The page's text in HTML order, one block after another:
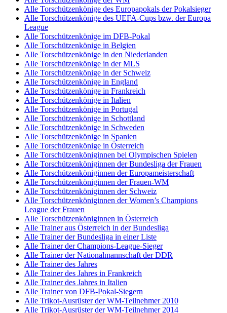
Alle Torschützenkönige des Europapokals der Pokalsieger
Alle Torschützenkönige des UEFA-Cups bzw. der Europa
League
Alle Torschützenkönige im DFB-Pokal
Alle Torschützenkönige in Belgien
Alle Torschützenkönige in den Niederlanden
Alle Torschützenkönige in der MLS
Alle Torschützenkönige in der Schweiz
Alle Torschützenkönige in England
Alle Torschützenkönige in Frankreich
Alle Torschützenkönige in Italien
Alle Torschützenkönige in Portugal
Alle Torschützenkönige in Schottland
Alle Torschützenkönige in Schweden
Alle Torschützenkönige in Spanien
Alle Torschützenkönige in Österreich
Alle Torschützenköniginnen bei Olympischen Spielen
Alle Torschützenköniginnen der Bundesliga der Frauen
Alle Torschützenköniginnen der Europameisterschaft
Alle Torschützenköniginnen der Frauen-WM
Alle Torschützenköniginnen der Schweiz
Alle Torschützenköniginnen der Women’s Champions
League der Frauen
Alle Torschützenköniginnen in Österreich
Alle Trainer aus Österreich in der Bundesliga
Alle Trainer der Bundesliga in einer Liste
Alle Trainer der Champions-League-Sieger
Alle Trainer der Nationalmannschaft der DDR
Alle Trainer des Jahres
Alle Trainer des Jahres in Frankreich
Alle Trainer des Jahres in Italien
Alle Trainer von DFB-Pokal-Siegern
Alle Trikot-Ausrüster der WM-Teilnehmer 2010
Alle Trikot-Ausrüster der WM-Teilnehmer 2014